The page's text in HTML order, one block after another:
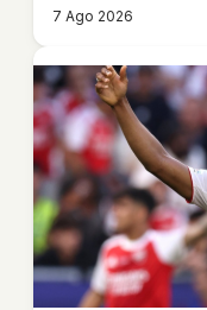
7 Ago 2026